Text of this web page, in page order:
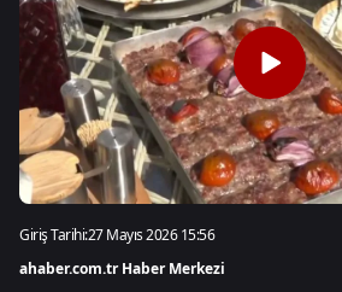
Giriş Tarihi:27 Mayıs 2026 15:56
ahaber.com.tr Haber Merkezi